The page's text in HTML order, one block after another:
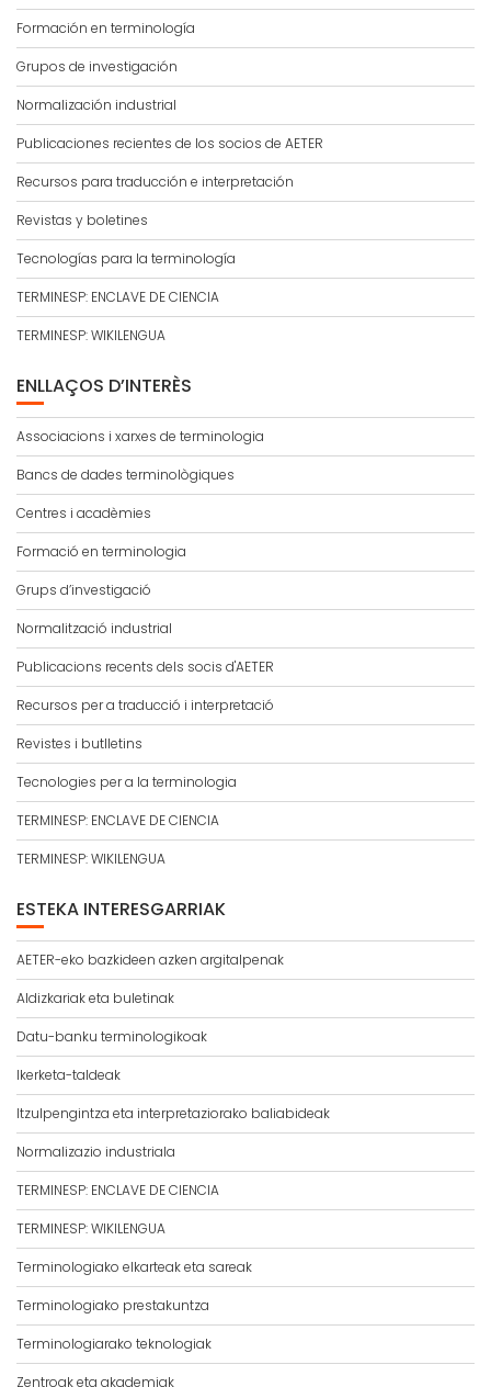
Formación en terminología
Grupos de investigación
Normalización industrial
Publicaciones recientes de los socios de AETER
Recursos para traducción e interpretación
Revistas y boletines
Tecnologías para la terminología
TERMINESP: ENCLAVE DE CIENCIA
TERMINESP: WIKILENGUA
ENLLAÇOS D’INTERÈS
Associacions i xarxes de terminologia
Bancs de dades terminològiques
Centres i acadèmies
Formació en terminologia
Grups d’investigació
Normalització industrial
Publicacions recents dels socis d'AETER
Recursos per a traducció i interpretació
Revistes i butlletins
Tecnologies per a la terminologia
TERMINESP: ENCLAVE DE CIENCIA
TERMINESP: WIKILENGUA
ESTEKA INTERESGARRIAK
AETER-eko bazkideen azken argitalpenak
Aldizkariak eta buletinak
Datu-banku terminologikoak
Ikerketa-taldeak
Itzulpengintza eta interpretaziorako baliabideak
Normalizazio industriala
TERMINESP: ENCLAVE DE CIENCIA
TERMINESP: WIKILENGUA
Terminologiako elkarteak eta sareak
Terminologiako prestakuntza
Terminologiarako teknologiak
Zentroak eta akademiak